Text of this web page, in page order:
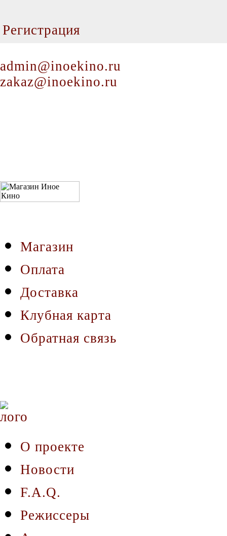
Регистрация
admin@inoekino.ru
zakaz@inoekino.ru
Магазин
Оплата
Доставка
Клубная карта
Обратная связь
О проекте
Новости
F.A.Q.
Режиссеры